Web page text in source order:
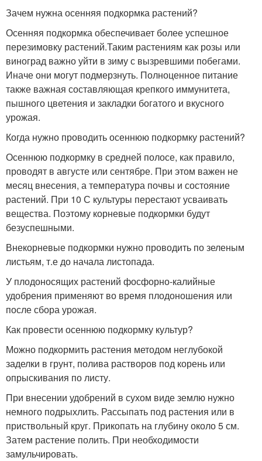
Зачем нужна осенняя подкормка растений?
Осенняя подкормка обеспечивает более успешное
перезимовку растений.Таким растениям как розы или
виноград важно уйти в зиму с вызревшими побегами.
Иначе они могут подмерзнуть. Полноценное питание
также важная составляющая крепкого иммунитета,
пышного цветения и закладки богатого и вкусного
урожая.
Когда нужно проводить осеннюю подкормку растений?
Осеннюю подкормку в средней полосе, как правило,
проводят в августе или сентябре. При этом важен не
месяц внесения, а температура почвы и состояние
растений. При 10 С культуры перестают усваивать
вещества. Поэтому корневые подкормки будут
безуспешными.
Внекорневые подкормки нужно проводить по зеленым
листьям, т.е до начала листопада.
У плодоносящих растений фосфорно-калийные
удобрения применяют во время плодоношения или
после сбора урожая.
Как провести осеннюю подкормку культур?
Можно подкормить растения методом неглубокой
заделки в грунт, полива растворов под корень или
опрыскивания по листу.
При внесении удобрений в сухом виде землю нужно
немного подрыхлить. Рассыпать под растения или в
приствольный круг. Прикопать на глубину около 5 см.
Затем растение полить. При необходимости
замульчировать.